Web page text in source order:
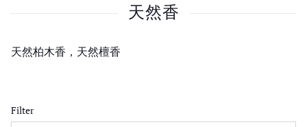
天然香
天然柏木香，天然檀香
Filter